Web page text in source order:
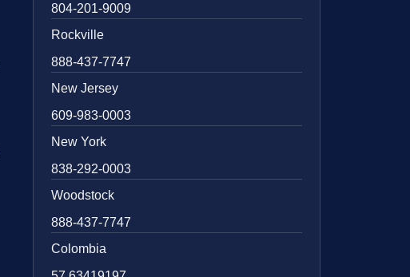
804-201-9009
Rockville
888-437-7747
New Jersey
609-983-0003
New York
838-292-0003
Woodstock
888-437-7747
Colombia